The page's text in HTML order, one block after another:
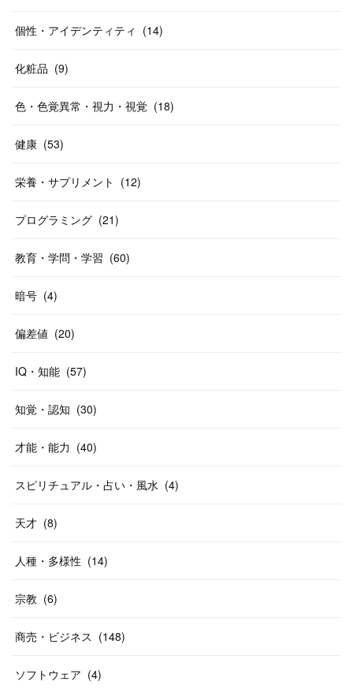
個性・アイデンティティ (14)
化粧品 (9)
色・色覚異常・視力・視覚 (18)
健康 (53)
栄養・サプリメント (12)
プログラミング (21)
教育・学問・学習 (60)
暗号 (4)
偏差値 (20)
IQ・知能 (57)
知覚・認知 (30)
才能・能力 (40)
スピリチュアル・占い・風水 (4)
天才 (8)
人種・多様性 (14)
宗教 (6)
商売・ビジネス (148)
ソフトウェア (4)